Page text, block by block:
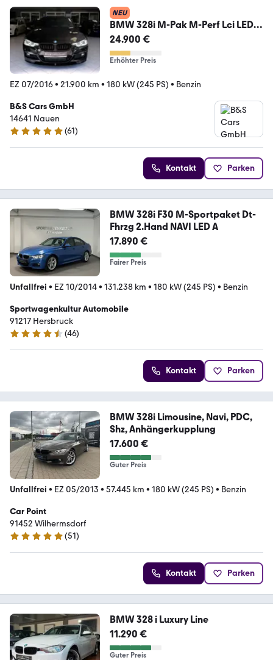
NEU
BMW 328i M-Pak M-Perf Lci LED
Light 1 Jahr Garantie
24.900 €
Erhöhter Preis
EZ 07/2016• 21.900 km • 180 kW (245 PS) • Benzin
B&S Cars GmbH
14641 Nauen
4.8 Sterne
(61)
Kontakt Parken
BMW 328i F30 M-Sportpaket Dt-
Fhrzg 2.Hand NAVI LED A
17.890 €
Fairer Preis
Unfallfrei • EZ 10/2014• 131.238 km • 180 kW (245 PS) • Benzin
Sportwagenkultur Automobile
91217 Hersbruck
4.6 Sterne
(46)
Kontakt Parken
BMW 328i Limousine, Navi, PDC,
Shz, Anhängerkupplung
17.600 €
Guter Preis
Unfallfrei • EZ 05/2013 • 57.445 km • 180 kW (245 PS) • Benzin
Car Point
91452 Wilhermsdorf
4.9 Sterne
(51)
Kontakt Parken
BMW 328 i Luxury Line
11.290 €
Guter Preis